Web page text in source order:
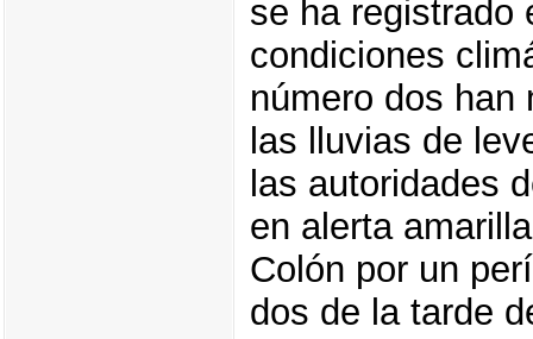
se ha registrado
condiciones
número dos han
las lluvias de
las autoridades
en alerta
Colón por un
dos de la tarde